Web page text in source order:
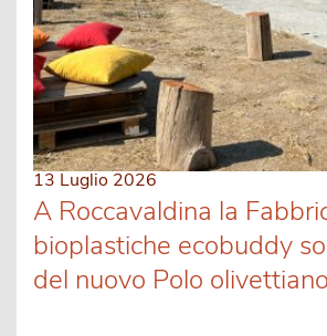
13 Luglio 2026
A Roccavaldina la
bioplastiche ecobuddy
del nuovo Polo olivettiano